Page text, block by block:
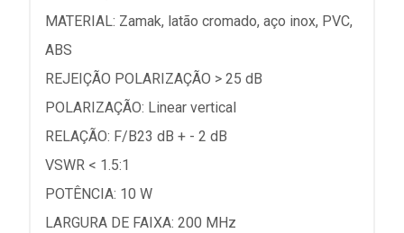
MATERIAL: Zamak, latão cromado, aço inox, PVC,
ABS
REJEIÇÃO POLARIZAÇÃO > 25 dB
POLARIZAÇÃO: Linear vertical
RELAÇÃO: F/B23 dB + - 2 dB
VSWR < 1.5:1
POTÊNCIA: 10 W
LARGURA DE FAIXA: 200 MHz